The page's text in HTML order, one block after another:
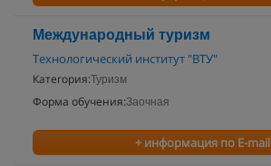
Международный туризм
Технологический институт "ВТУ"
Категория:Туризм
Форма обучения:Заочная
+ информация по E-mail